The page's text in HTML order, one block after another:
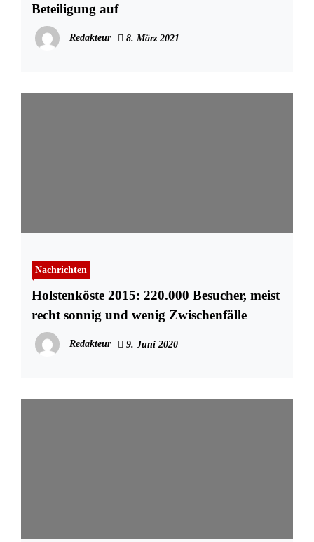
Beteiligung auf
Redakteur 8. März 2021
Nachrichten
Holstenköste 2015: 220.000 Besucher, meist
recht sonnig und wenig Zwischenfälle
Redakteur 9. Juni 2020